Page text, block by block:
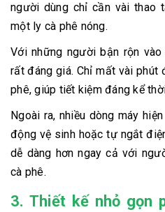
người dùng chỉ cần vài thao
một ly cà phê nóng.
Với những người bận rộn
rất đáng giá. Chỉ mất vài phút
phê, giúp tiết kiệm đáng kể
Ngoài ra, nhiều dòng máy
động vệ sinh hoặc tự ngắt
dễ dàng hơn ngay cả với
cà phê.
3. Thiết kế nhỏ gọn